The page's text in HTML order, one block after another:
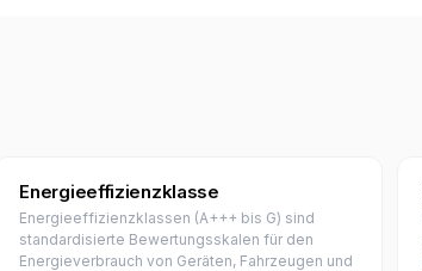
Energieeffizienzklasse
Energieeffizienzklassen (A+++ bis G) sind
standardisierte Bewertungsskalen für den
Energieverbrauch von Geräten, Fahrzeugen und